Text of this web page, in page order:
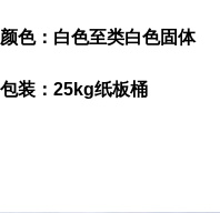
颜色：白色至类白色固体
包装：25kg纸板桶